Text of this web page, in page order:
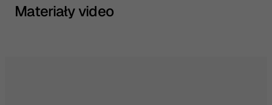
Materiały video